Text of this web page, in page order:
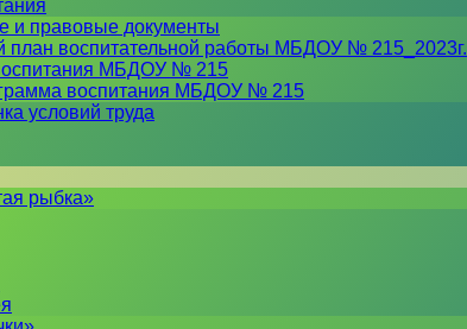
и правовые документы
план воспитательной работы МБДОУ № 215_2023г.
МБДОУ № 215
воспитания МБДОУ № 215
условий труда
рыбка»